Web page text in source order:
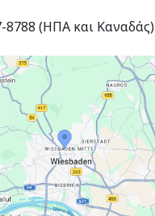
8788 (ΗΠΑ και Καναδάς)